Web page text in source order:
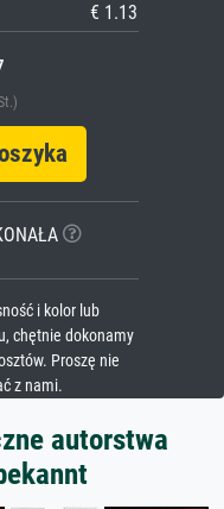
€ 1.13
i kolor lub
chętnie dokonamy
Proszę nie
z nami.
autorstwa